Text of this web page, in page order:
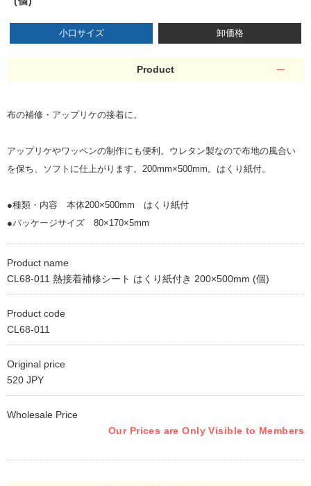
小口サイズ 卸価格
Product
布の補修・アップリケの接着に。
アップリケやワッペンの制作にも便利。ウレタン製なので布地の風合い
を保ち、ソフトに仕上がります。200mm×500mm。はくり紙付。
●種類・内容 本体200×500mm はくり紙付
●パッケージサイズ 80×170×5mm
Product name
CL68-011 熱接着補修シート はくり紙付き 200×500mm (個)
Product code
CL68-011
Original price
520 JPY
Wholesale Price
Our Prices are Only Visible to Members